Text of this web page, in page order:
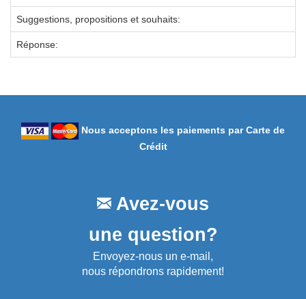
Suggestions, propositions et souhaits:
Réponse:
Nous acceptons les paiements par Carte de
Crédit
Avez-vous
une question?
Envoyez-nous un e-mail,
nous répondrons rapidement!